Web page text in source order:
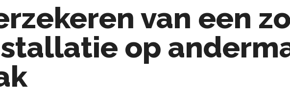
van een
op